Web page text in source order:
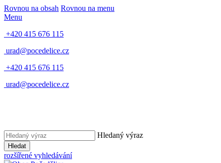
Rovnou na obsah Rovnou na menu
Menu
+420 415 676 115
urad@pocedelice.cz
+420 415 676 115
urad@pocedelice.cz
Hledaný výraz
Hledat
rozšířené vyhledávání